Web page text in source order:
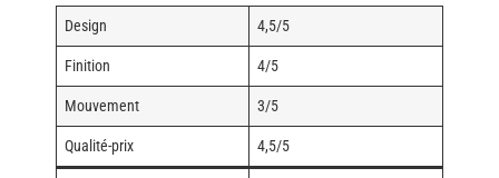
Design 4,5/5
Finition 4/5
Mouvement 3/5
Qualité-prix 4,5/5